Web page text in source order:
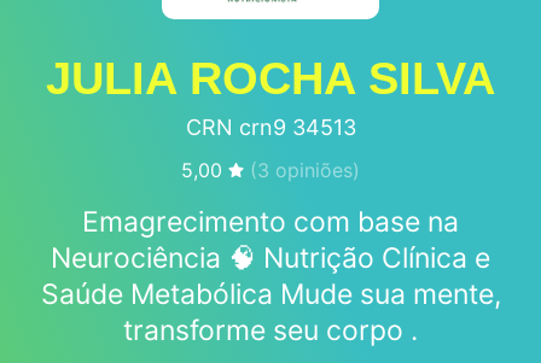
JULIA ROCHA SILVA
CRN crn9 34513
5,00 (3 opiniões)
Emagrecimento com base na
Neurociência 🧠 Nutrição Clínica e
Saúde Metabólica Mude sua mente,
transforme seu corpo .